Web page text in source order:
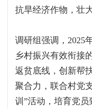
抗旱经济作物，壮
调研组强调，2025
乡村振兴有效衔接
返贫底线，创新帮扶
聚合力，联合村党
训”活动，培育党员